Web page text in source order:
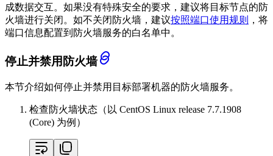
成数据交互。如果没有特殊安全的要求，建议将目标节点的防
火墙进行关闭。如不关闭防火墙，建议按照端口使用规则
，将
端口信息配置到防火墙服务的白名单中。
停止并禁用防火墙
本节介绍如何停止并禁用目标部署机器的防火墙服务。
检查防火墙状态（以 CentOS Linux release 7.7.1908
(Core) 为例）